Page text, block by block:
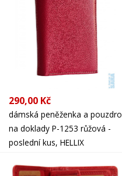
290,00 Kč
dámská peněženka a pouzdro
na doklady P-1253 růžová -
poslední kus, HELLIX